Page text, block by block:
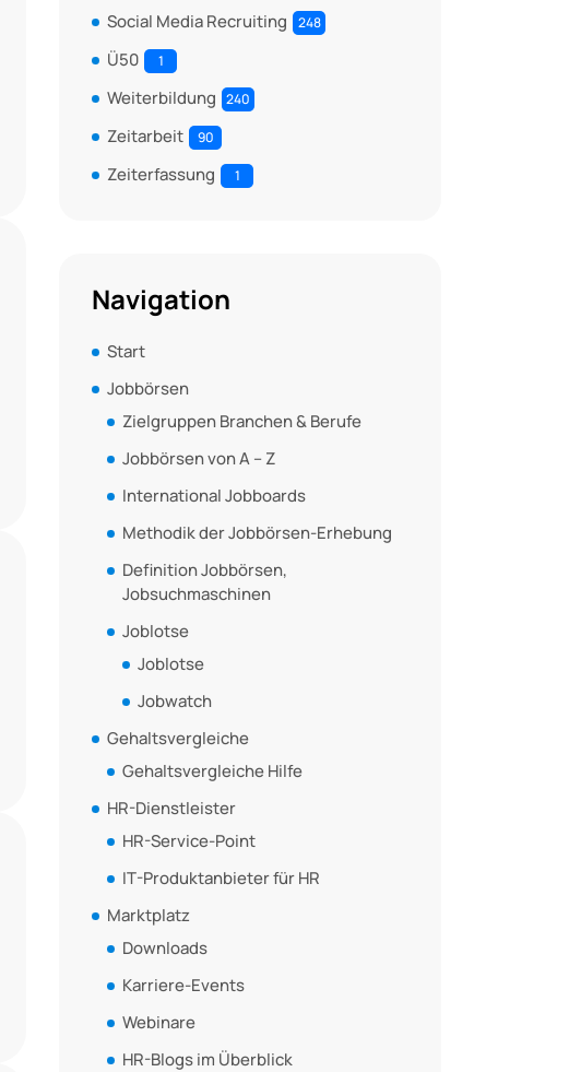
Social Media Recruiting 248
Ü50 1
Weiterbildung 240
Zeitarbeit 90
Zeiterfassung 1
Navigation
Start
Jobbörsen
Zielgruppen Branchen & Berufe
Jobbörsen von A – Z
International Jobboards
Methodik der Jobbörsen-Erhebung
Definition Jobbörsen,
Jobsuchmaschinen
Joblotse
Joblotse
Jobwatch
Gehaltsvergleiche
Gehaltsvergleiche Hilfe
HR-Dienstleister
HR-Service-Point
IT-Produktanbieter für HR
Marktplatz
Downloads
Karriere-Events
Webinare
HR-Blogs im Überblick